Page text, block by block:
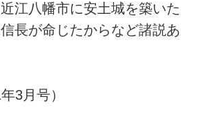
江八幡市に安土城を築いた
長が命じたからなど諸説あ
3月号）